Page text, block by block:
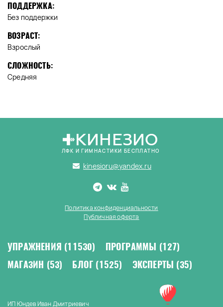
ПОДДЕРЖКА:
Без поддержки
ВОЗРАСТ:
Взрослый
СЛОЖНОСТЬ:
Средняя
КИНЕЗИО
ЛФК И ГИМНАСТИКИ БЕСПЛАТНО
kinesioru@yandex.ru
Политика конфиденциальности
Публичная оферта
УПРАЖНЕНИЯ (11530) ПРОГРАММЫ (127)
МАГАЗИН (53) БЛОГ (1525) ЭКСПЕРТЫ (35)
ИП Юндев Иван Дмитриевич